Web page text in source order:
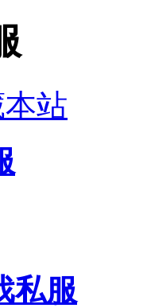
站
私服